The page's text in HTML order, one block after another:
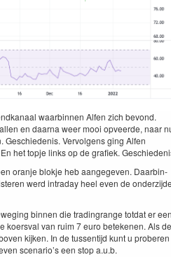
waarbin­nen Alfen zich bevond.
en daar­na weer mooi opveerde, naar
Geschiede­nis. Ver­vol­gens ging Alfen
En het top­je links op de grafiek.
oran­je blok­je heb aangegeven. Daarbin­
werd intra­day heel even de onderz­i­jde
bin­nen die trad­in­grange tot­dat er een
koersval van ruim 7euro beteke­nen. Als de
kijken. In de tussen­ti­jd kunt u proberen
sce­nar­i­o’s een stop a.u.b.